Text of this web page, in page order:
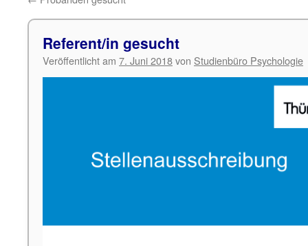
Referent/in gesucht
Veröffentlicht am 7. Juni 2018von Studienbüro Psychologie